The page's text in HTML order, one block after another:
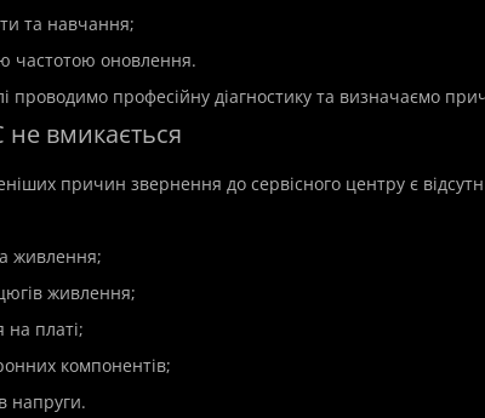
та навчання;
частотою оновлення.
проводимо професійну діагностику та визначаємо
не вмикається
причин звернення до сервісного центру є
живлення;
живлення;
на платі;
компонентів;
напруги.